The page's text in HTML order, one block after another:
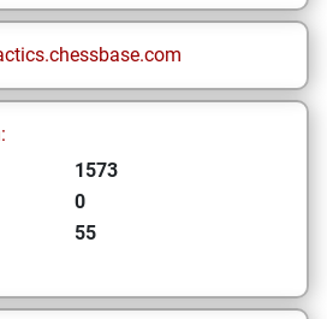
1573
0
55